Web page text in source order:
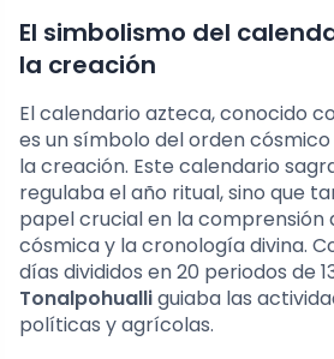
El simbolismo del
la creación
El calendario azteca, conocido
es un símbolo del orden
la creación. Este calendario
regulaba el año ritual, sino que
papel crucial en la comprensión
cósmica y la cronología divina.
días divididos en 20 periodos de
Tonalpohualliguiaba las
políticas y agrícolas.